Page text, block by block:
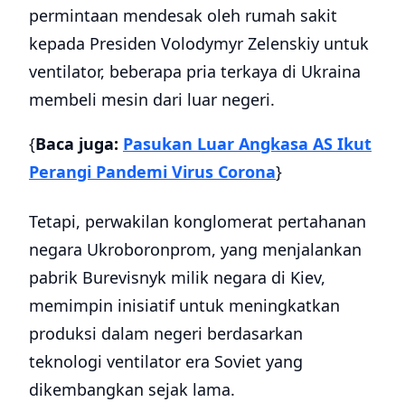
permintaan mendesak oleh rumah sakit
kepada Presiden Volodymyr Zelenskiy untuk
ventilator, beberapa pria terkaya di Ukraina
membeli mesin dari luar negeri.
{Baca juga: Pasukan Luar Angkasa AS Ikut
Perangi Pandemi Virus Corona}
Tetapi, perwakilan konglomerat pertahanan
negara Ukroboronprom, yang menjalankan
pabrik Burevisnyk milik negara di Kiev,
memimpin inisiatif untuk meningkatkan
produksi dalam negeri berdasarkan
teknologi ventilator era Soviet yang
dikembangkan sejak lama.